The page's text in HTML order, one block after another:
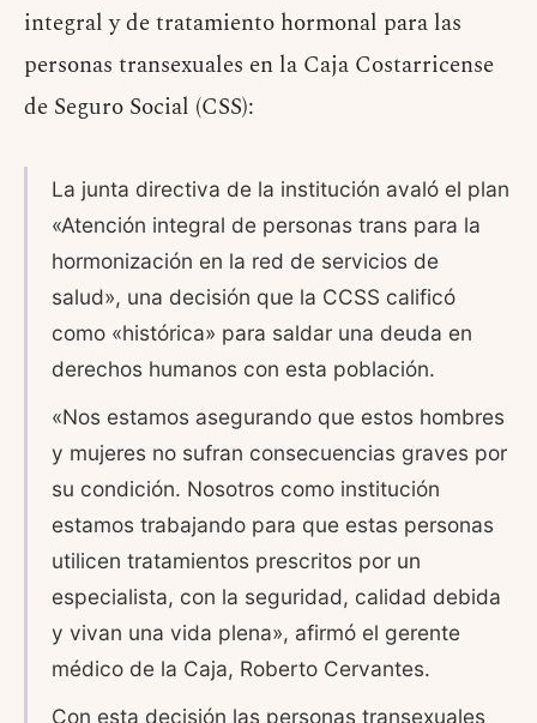
integral y de tratamiento hormonal para las
personas transexuales en la Caja Costarricense
de Seguro Social (CSS):
La junta directiva de la institución avaló el plan
«Atención integral de personas trans para la
hormonización en la red de servicios de
salud», una decisión que la CCSS calificó
como «histórica» para saldar una deuda en
derechos humanos con esta población.
«Nos estamos asegurando que estos hombres
y mujeres no sufran consecuencias graves por
su condición. Nosotros como institución
estamos trabajando para que estas personas
utilicen tratamientos prescritos por un
especialista, con la seguridad, calidad debida
y vivan una vida plena», afirmó el gerente
médico de la Caja, Roberto Cervantes.
Con esta decisión las personas transexuales